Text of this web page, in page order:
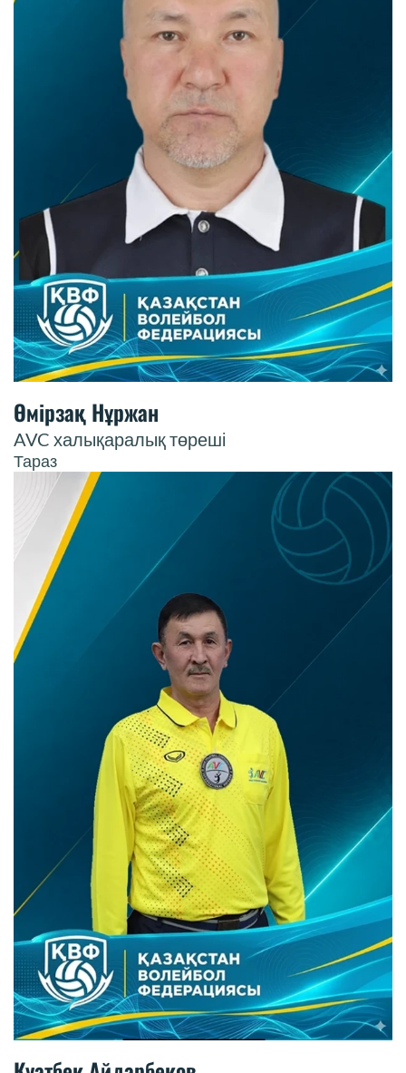
Өмірзақ Нұржан
AVC халықаралық төреші
Тараз